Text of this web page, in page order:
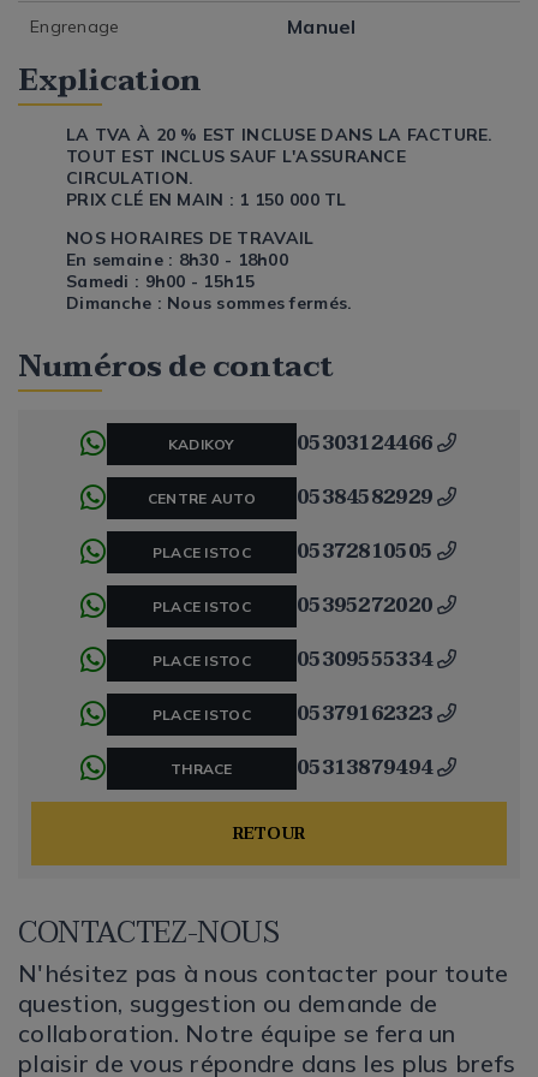
Engrenage Manuel
Explication
LA TVA À 20 % EST INCLUSE DANS LA FACTURE.
TOUT EST INCLUS SAUF L'ASSURANCE
CIRCULATION.
PRIX CLÉ EN MAIN : 1 150 000 TL
NOS HORAIRES DE TRAVAIL
En semaine : 8h30 - 18h00
Samedi : 9h00 - 15h15
Dimanche : Nous sommes fermés.
Numéros de contact
KADIKOY 05303124466
CENTRE AUTO 05384582929
PLACE ISTOC 05372810505
PLACE ISTOC 05395272020
PLACE ISTOC 05309555334
PLACE ISTOC 05379162323
THRACE 05313879494
RETOUR
CONTACTEZ-NOUS
N'hésitez pas à nous contacter pour toute
question, suggestion ou demande de
collaboration. Notre équipe se fera un
plaisir de vous répondre dans les plus brefs